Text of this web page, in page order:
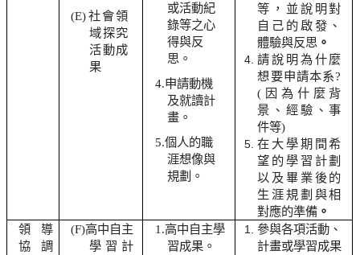
(E)社會領
域探究
活動成
果
或活動紀
錄等之心
得與反
思。
4.申請動機
及就讀計
畫。
5.個人的職
涯想像與
規劃。
等，並說明對
自己的啟發、
體驗與反思 。
請說明為什麼
想要申請本系?
(因為什麼背
景、經驗、事
件等)
在大學期間希
望的學習計劃
以及畢業後的
生涯規劃與相
對應的準備 。
領導
協調
(F)高中自主
學習計
1.高中自主學
習成果。
參與各項活動、
計畫或學習成果